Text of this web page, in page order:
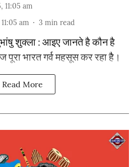
11:05 am
am 3 min read
शुक्ला : आइए जानते है कौन है
भारत गर्व महसूस कर रहा है।
Read More